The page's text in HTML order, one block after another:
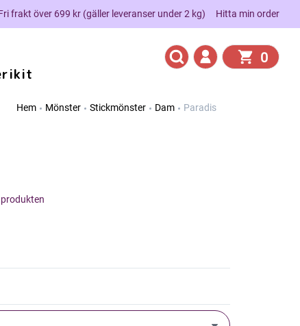
frakt över 699 kr (gäller leveranser under 2 kg) Hitta min order
0
Hem Mönster Stickmönster Dam Paradis